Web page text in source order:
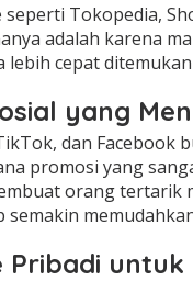
Tokopedia,
adalah karena
lebih cepat
yang
dan Facebook
promosi yang
orang tertarik
semakin
Pribadi